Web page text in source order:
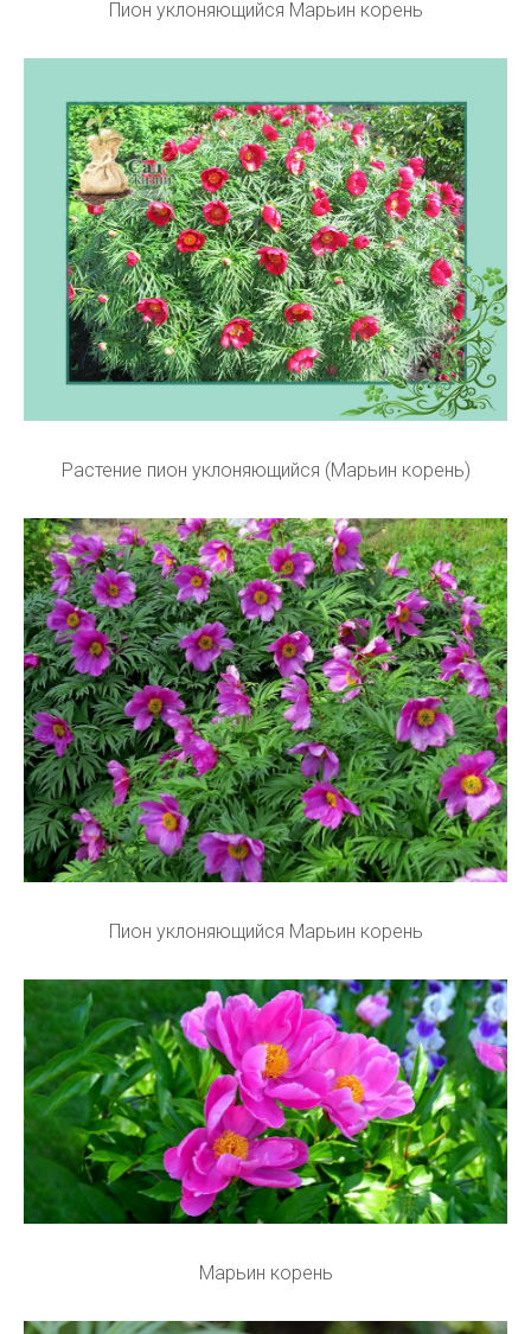
Пион уклоняющийся Марьин корень
Растение пион уклоняющийся (Марьин корень)
Пион уклоняющийся Марьин корень
Марьин корень